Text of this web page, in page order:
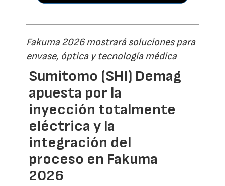
Fakuma 2026 mostrará soluciones para
envase, óptica y tecnología médica
Sumitomo (SHI) Demag
apuesta por la
inyección totalmente
eléctrica y la
integración del
proceso en Fakuma
2026